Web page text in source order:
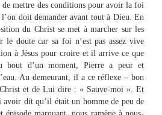
mettre des conditions pour avoir la foi
l’on doit demander avant tout à Dieu. En
du Christ se met à marcher sur les
le doute car sa foi n’est pas assez vive
à Jésus pour croire et il arrive ce que
bout d’un moment, Pierre a peur et
Au demeurant, il a ce réflexe – bon
et de Lui dire : « Sauve-moi ». Et
avoir dit qu’il était un homme de peu de